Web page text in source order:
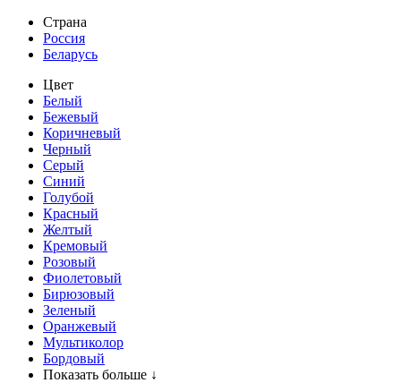
Страна
Россия
Беларусь
Цвет
Белый
Бежевый
Коричневый
Черный
Серый
Синий
Голубой
Красный
Желтый
Кремовый
Розовый
Фиолетовый
Бирюзовый
Зеленый
Оранжевый
Мультиколор
Бордовый
Показать больше ↓